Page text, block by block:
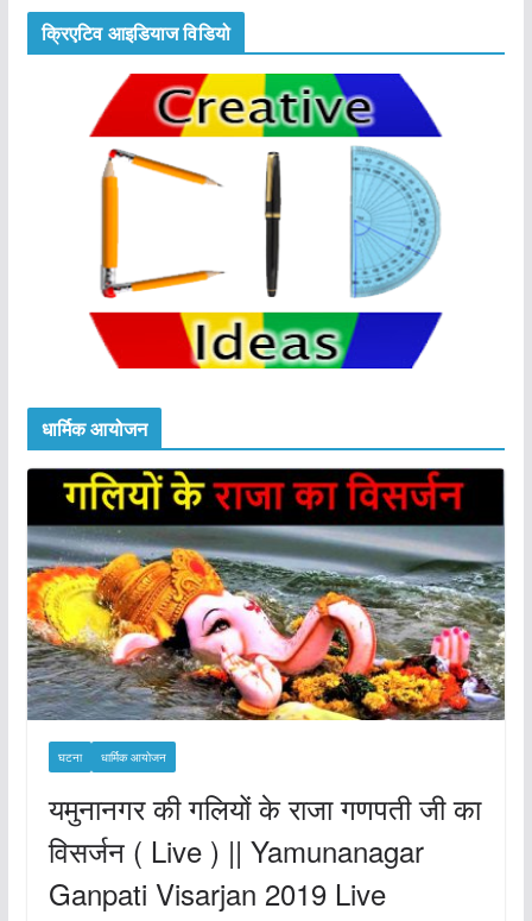
क्रिएटिव आइडियाज विडियो
धार्मिक आयोजन
घटना धार्मिक आयोजन
यमुनानगर की गलियों के राजा गणपती जी का
विसर्जन ( Live ) || Yamunanagar
Ganpati Visarjan 2019 Live